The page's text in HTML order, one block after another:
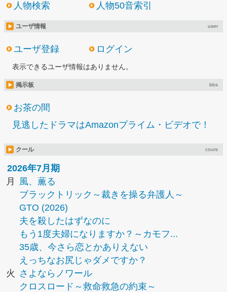
人物検索
人物50音索引
ユーザ情報 user
ユーザ登録 ログイン
表示できるユーザ情報はありません。
掲示板 bbs
お茶の間
見逃したドラマはAmazonプライム・ビデオで！
クール cours
2026年7月期
月
風、薫る
ブラックトリック～裁きを操る弁護人～
GTO (2026)
夫を殺したはずなのに
もう1度夫婦になりますか？～カモフ...
35歳、今さら恋とかありえない
えっちなお尻じゃダメですか？
火
さよならノワール
クロスロード～救命救急の約束～